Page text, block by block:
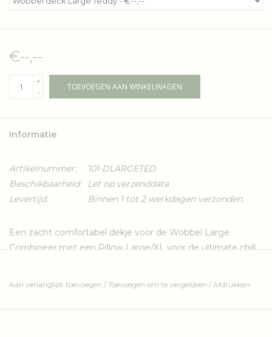
€--,--
+
-
TOEVOEGEN AAN WINKELWAGEN
Informatie
Artikelnummer:
101-DLARGETED
Beschikbaarheid:
Let op verzenddata
Levertijd:
Binnen 1 tot 2 werkdagen verzonden.
Een zacht comfortabel dekje voor de Wobbel Large.
Combineer met een Pillow Large/XL voor de ultimate chill.
Beschikbaar in verschillende stoffen.
Aan verlanglijst toevoegen / Toevoegen om te vergelijken / Afdrukken